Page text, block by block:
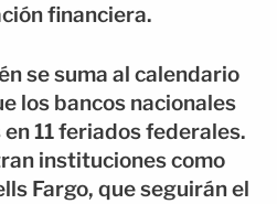
financiera.
se suma al calendario
los bancos nacionales
11 feriados federales.
instituciones como
Fargo, que seguirán el